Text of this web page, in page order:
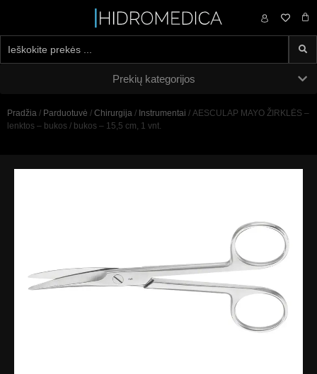
0,00 €
Prekių kategorijos
Pradžia / Parduotuvė / Chirurgija / Instrumentai / AESCULAP MAYO ŽIRKLĖS –
lenktos – bukos / bukos – 15,5 cm, 1 vnt.